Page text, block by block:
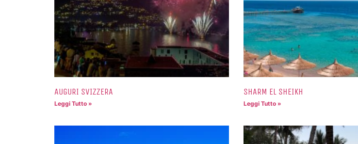
AUGURI SVIZZERA
Leggi Tutto »
SHARM EL SHEIKH
Leggi Tutto »